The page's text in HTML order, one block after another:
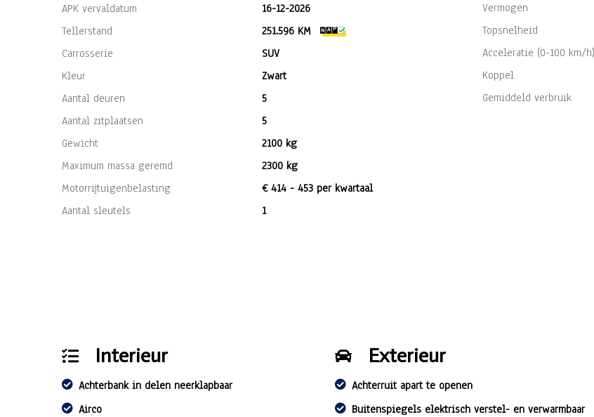
APK vervaldatum
16-12-2026
Tellerstand
251.596 KM
Carrosserie
SUV
Kleur
Zwart
Aantal deuren
5
Aantal zitplaatsen
5
Gewicht
2100 kg
Maximum massa geremd
2300 kg
Motorrijtuigenbelasting
€ 414 - 453 per kwartaal
Aantal sleutels
1
Vermogen
Topsnelheid
Acceleratie (0-100 km/h)
Koppel
Gemiddeld verbruik
Interieur
Achterbank in delen neerklapbaar
Airco
Exterieur
Achterruit apart te openen
Buitenspiegels elektrisch verstel- en verwarmbaar